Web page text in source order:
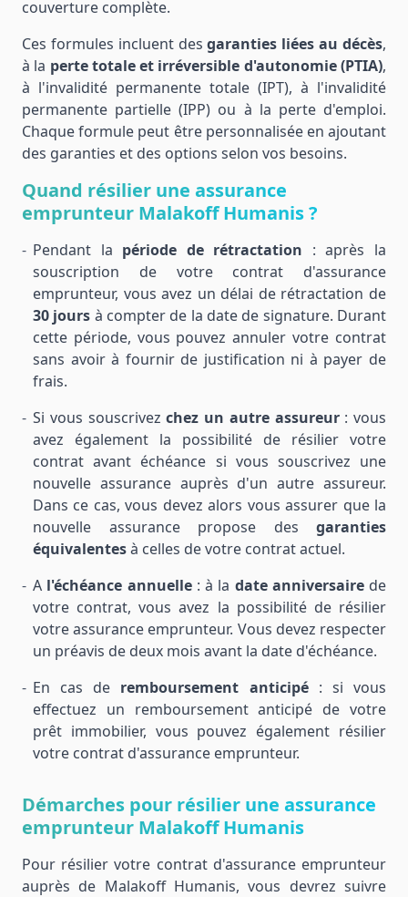
couverture complète.
Ces formules incluent desgaranties liées au décès,
à la perte totale et irréversible d'autonomie (PTIA),
à l'invalidité permanente totale (IPT), à l'invalidité
permanente partielle (IPP) ou à la perte d'emploi.
Chaque formule peut être personnalisée en ajoutant
des garanties et des options selon vos besoins.
Quand résilier une assurance
emprunteur Malakoff Humanis ?
Pendant la période de rétractation : après la
souscription de votre contrat d'assurance
emprunteur, vous avez un délai de rétractation de
30 jours à compter de la date de signature. Durant
cette période, vous pouvez annuler votre contrat
sans avoir à fournir de justification ni à payer de
frais.
Si vous souscrivezchez un autre assureur: vous
avez également la possibilité de résilier votre
contrat avant échéance si vous souscrivez une
nouvelle assurance auprès d'un autre assureur.
Dans ce cas, vous devez alors vous assurer que la
nouvelle assurance propose des garanties
équivalentesà celles de votre contrat actuel.
A l'échéance annuelle: à la date anniversairede
votre contrat, vous avez la possibilité de résilier
votre assurance emprunteur. Vous devez respecter
un préavis de deux mois avant la date d'échéance.
En cas de remboursement anticipé: si vous
effectuez un remboursement anticipé de votre
prêt immobilier, vous pouvez également résilier
votre contrat d'assurance emprunteur.
Démarches pour résilier une assurance
emprunteur Malakoff Humanis
Pour résilier votre contrat d'assurance emprunteur
auprès de Malakoff Humanis, vous devrez suivre